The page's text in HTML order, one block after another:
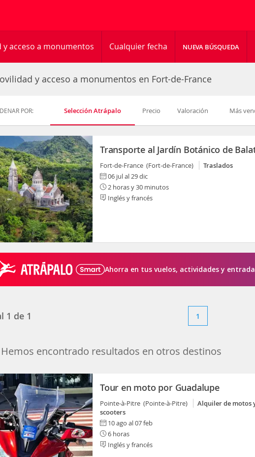
y acceso a monumentos Cualquier fecha NUEVA BÚSQUEDA
y acceso a monumentos en Fort-de-France
POR: Selección Atrápalo Precio Valoración Más
Transporte al Jardín Botánico de
Fort-de-France (Fort-de-France)
Traslados
06 jul al 29 dic
2 horas y 30 minutos
Inglés y francés
Ahorra en tus vuelos, actividades y
1 de 1 1
Hemos encontrado resultados en otros destinos
Tour en moto por Guadalupe
Pointe-à-Pitre (Pointe-à-Pitre)
Alquiler de motos
scooters
10 ago al 07 feb
6 horas
Inglés y francés